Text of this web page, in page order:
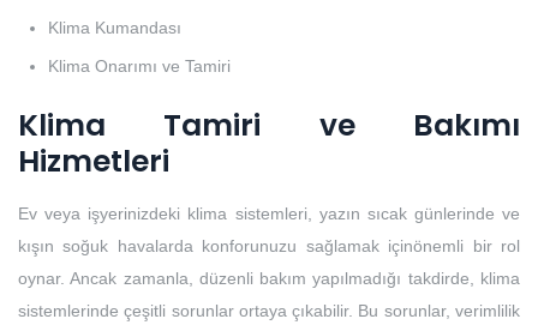
Klima Kumandası
Klima Onarımı ve Tamiri
Klima Tamiri ve Bakımı
Hizmetleri
Ev veya işyerinizdeki klima sistemleri, yazın sıcak günlerinde ve
kışın soğuk havalarda konforunuzu sağlamak içinönemli bir rol
oynar. Ancak zamanla, düzenli bakım yapılmadığı takdirde, klima
sistemlerinde çeşitli sorunlar ortaya çıkabilir. Bu sorunlar, verimlilik